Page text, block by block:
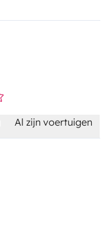
Al zijn voertuigen